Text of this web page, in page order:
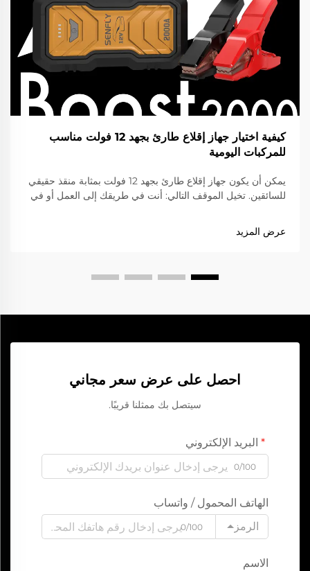
كيفية اختيار جهاز إقلاع طارئ بجهد 12 فولت مناسب
للمركبات اليومية
يمكن أن يكون جهاز إقلاع طارئ بجهد 12 فولت بمثابة منقذ حقيقي
للسائقين. تخيل الموقف التالي: أنت في طريقك إلى العمل أو في
دور جهاز الإقلاع الطارئ ليقدّم المساعدة الكبيرة. فهو يزوّد البطارية
بدفع كهربائي سريع لتشغيل المحرك مجددًا...
عرض المزيد
احصل على عرض سعر مجاني
سيتصل بك ممثلنا قريبًا.
البريد الإلكتروني
0/100
الهاتف المحمول / واتساب
الرمز
0/100
الاسم